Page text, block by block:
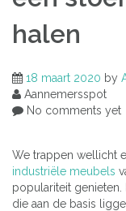
halen
18 maart 2020 by
Aannemersspot
No comments yet
We trappen wellicht
industriële meubels
populariteit
die aan de basis